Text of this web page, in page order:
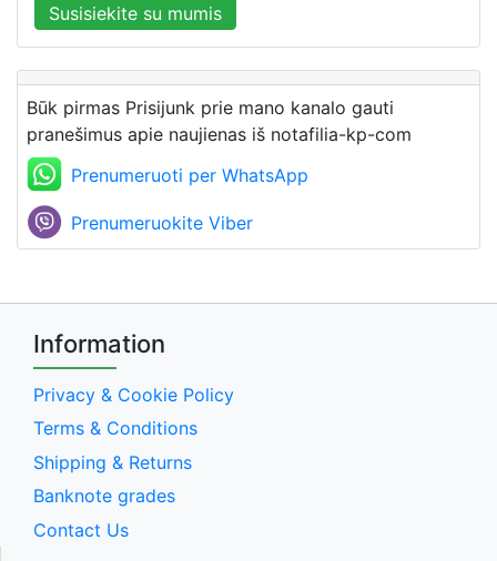
Susisiekite su mumis
Būk pirmas Prisijunk prie mano kanalo gauti
pranešimus apie naujienas iš notafilia-kp-com
Prenumeruoti per WhatsApp
Prenumeruokite Viber
Information
Privacy & Cookie Policy
Terms & Conditions
Shipping & Returns
Banknote grades
Contact Us